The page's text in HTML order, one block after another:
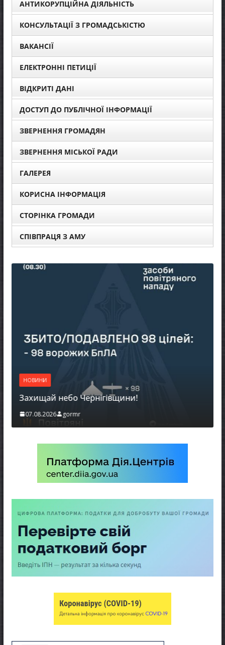
АНТИКОРУПЦІЙНА ДІЯЛЬНІСТЬ
КОНСУЛЬТАЦІЇ З ГРОМАДСЬКІСТЮ
ВАКАНСІЇ
ЕЛЕКТРОННІ ПЕТИЦІЇ
ВІДКРИТІ ДАНІ
ДОСТУП ДО ПУБЛІЧНОЇ ІНФОРМАЦІЇ
ЗВЕРНЕННЯ ГРОМАДЯН
ЗВЕРНЕННЯ МІСЬКОЇ РАДИ
ГАЛЕРЕЯ
КОРИСНА ІНФОРМАЦІЯ
СТОРІНКА ГРОМАДИ
СПІВПРАЦЯ З АМУ
небо Чернігівщини!
gormr